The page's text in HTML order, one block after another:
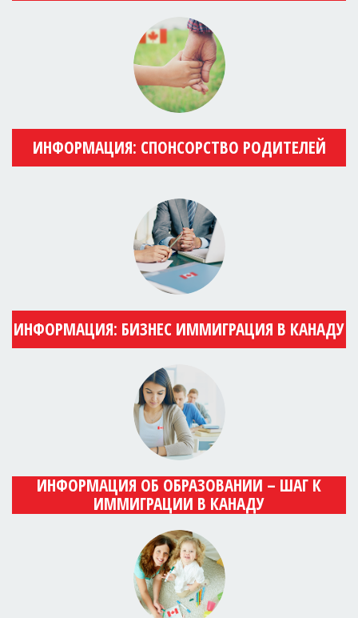
ИНФОРМАЦИЯ: СПОНСОРСТВО РОДИТЕЛЕЙ
ИНФОРМАЦИЯ: БИЗНЕС ИММИГРАЦИЯ В КАНАДУ
ИНФОРМАЦИЯ ОБ ОБРАЗОВАНИИ – ШАГ К
ИММИГРАЦИИ В КАНАДУ